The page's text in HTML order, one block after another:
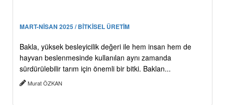
MART-NİSAN 2025 / BİTKİSEL ÜRETİM
Bakla, yüksek besleyicilik değeri ile hem insan hem de
hayvan beslenmesinde kullanılan aynı zamanda
sürdürülebilir tarım için önemli bir bitki. Baklan...
Murat ÖZKAN